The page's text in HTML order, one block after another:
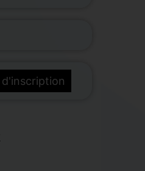
d'inscription